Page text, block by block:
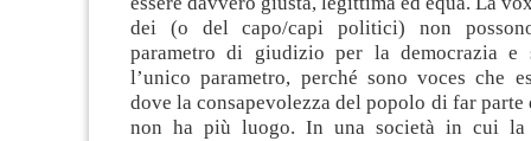
dei (o del capo/capi politici) non
parametro di giudizio per la democrazia e
l’unico parametro, perché sono voces che
dove la consapevolezza del popolo di far parte
non ha più luogo. In una società in cui la